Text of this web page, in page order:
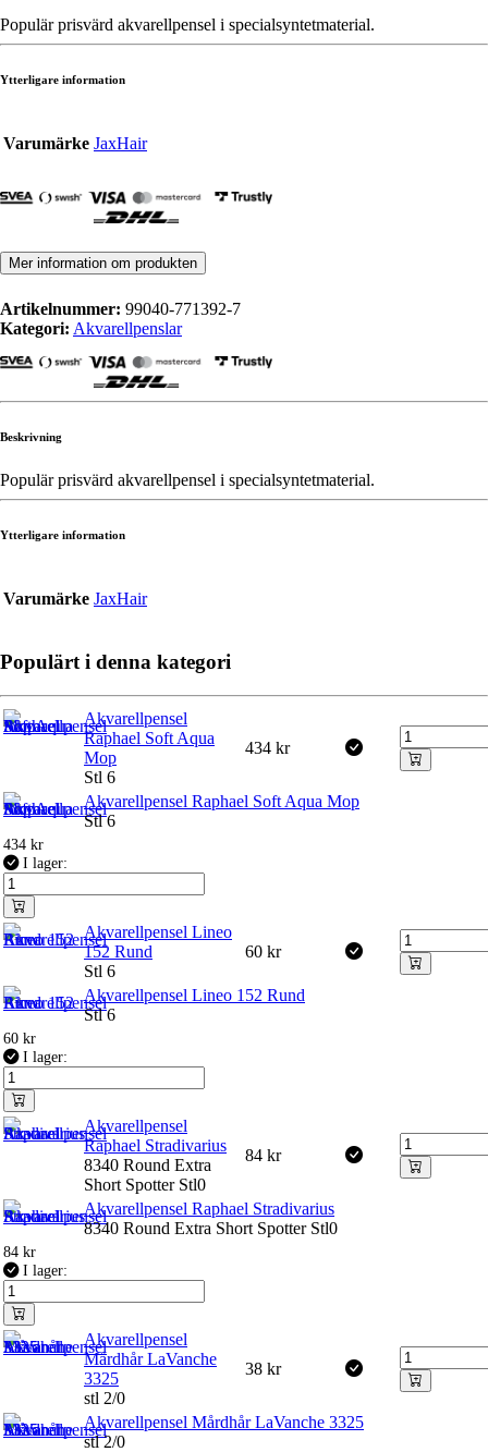
Populär prisvärd akvarellpensel i specialsyntetmaterial.
Ytterligare information
Varumärke JaxHair
Mer information om produkten
Artikelnummer: 99040-771392-7
Kategori: Akvarellpenslar
Beskrivning
Populär prisvärd akvarellpensel i specialsyntetmaterial.
Ytterligare information
Varumärke JaxHair
Populärt i denna kategori
Akvarellpensel
Raphael Soft Aqua
Mop
Stl 6
434 kr
Akvarellpensel Raphael Soft Aqua Mop
Stl 6
434 kr
I lager:
Akvarellpensel Lineo
152 Rund
Stl 6
60 kr
Akvarellpensel Lineo 152 Rund
Stl 6
60 kr
I lager:
Akvarellpensel
Raphael Stradivarius
8340 Round Extra
Short Spotter Stl0
84 kr
Akvarellpensel Raphael Stradivarius
8340 Round Extra Short Spotter Stl0
84 kr
I lager:
Akvarellpensel
Mårdhår LaVanche
3325
stl 2/0
38 kr
Akvarellpensel Mårdhår LaVanche 3325
stl 2/0